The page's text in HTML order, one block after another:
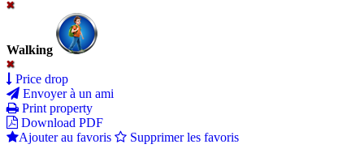
Walking
Price drop
Envoyer à un ami
Print property
Download PDF
Ajouter au favoris
Supprimer les favoris